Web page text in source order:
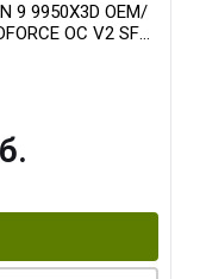
9 9950X3D OEM/
OC V2 SFF